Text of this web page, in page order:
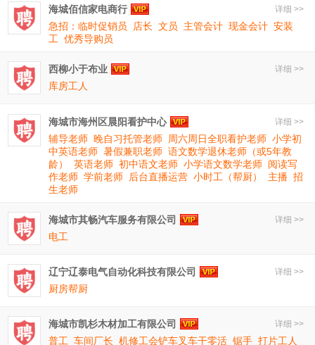
详细 >>
海城佰信家电商行
急招：临时促销员
店长 文员 主管会计 现金会计 安装
工 优秀导购员
详细 >>
西柳小于布业
库房工人
详细 >>
海城市海州区晨阳看护中心
辅导老师 晚自习托管老师 周六周日全职看护老师 小学初
中英语老师 暑假兼职老师 语文数学退休老师（或5年教
龄）
英语老师 初中语文老师 小学语文数学老师 阅读写
作老师 学前老师 后台直播运营 小时工（帮厨） 主播 招
生老师
详细 >>
海城市其畅汽车服务有限公司
电工
详细 >>
辽宁辽泰电气自动化科技有限公司
厨房帮厨
详细 >>
海城市凯杉木材加工有限公司
普工 车间厂长 机修工会铲车叉车干零活 锯手 打片工人